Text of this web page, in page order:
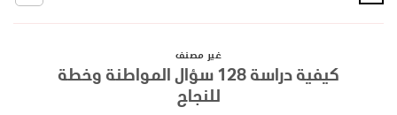
غير مصنف
كيفية دراسة 128 سؤال المواطنة وخطة
للنجاح